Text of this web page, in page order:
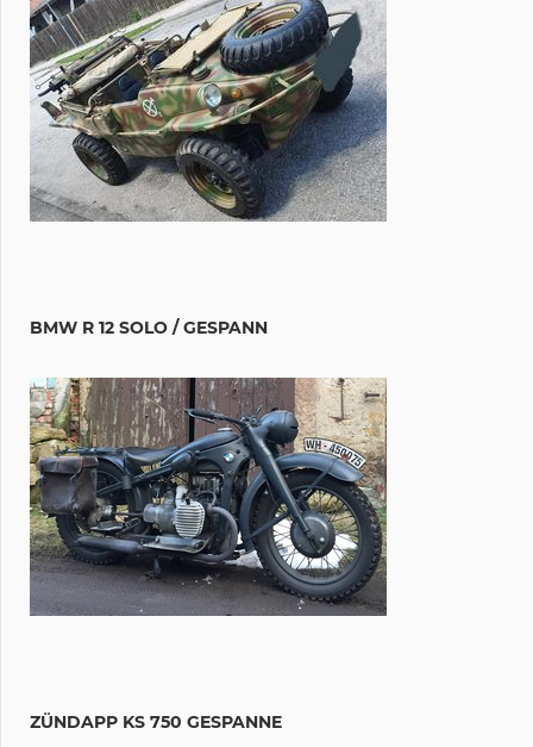
BMW R 12 SOLO / GESPANN
ZÜNDAPP KS 750 GESPANNE